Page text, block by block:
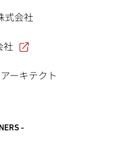
式会社
社
ーキテクト
-